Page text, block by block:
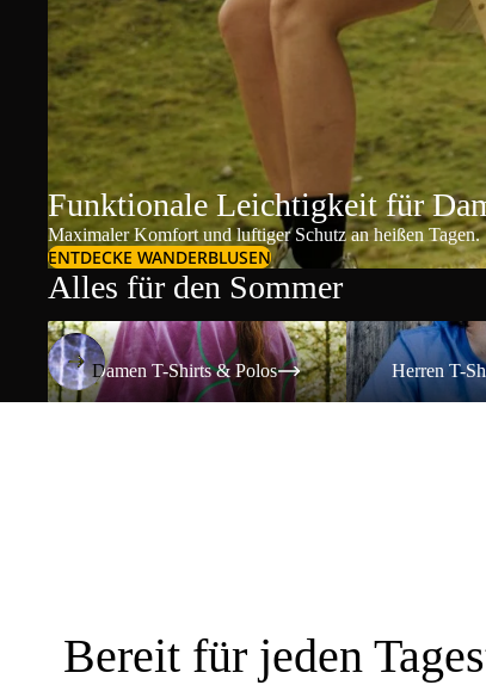
Funktionale Leichtigkeit für
Maximaler Komfort und luftiger Schutz an heißen Tagen.
ENTDECKE WANDERBLUSEN
Alles für den Sommer
Damen T-Shirts & Polos
Damen T-Shirts & Polos
Herren T-Shirts &
Herren T-
Bereit für jeden